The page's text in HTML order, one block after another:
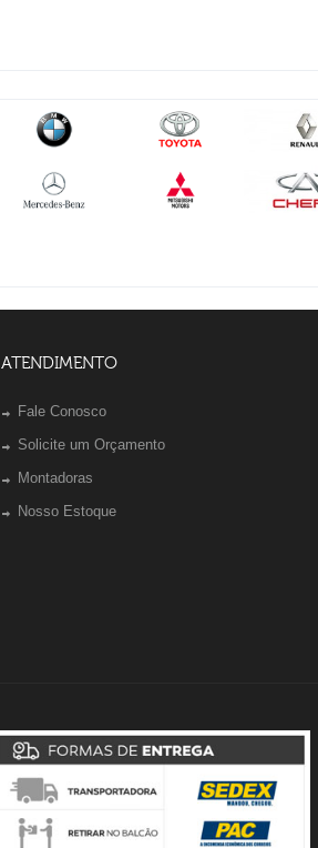
ATENDIMENTO
Fale Conosco
Solicite um Orçamento
Montadoras
Nosso Estoque